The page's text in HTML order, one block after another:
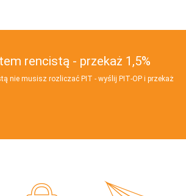
rencistą - przekaż 1,5%
nie musisz rozliczać PIT - wyślij PIT‑OP i przekaż